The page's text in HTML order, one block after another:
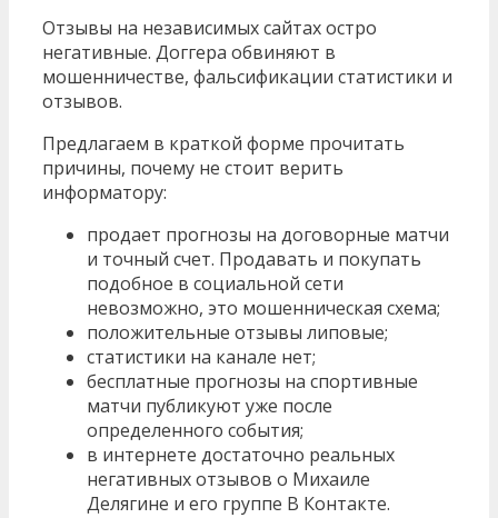
Отзывы на независимых сайтах остро
негативные. Доггера обвиняют в
мошенничестве, фальсификации статистики и
отзывов.
Предлагаем в краткой форме прочитать
причины, почему не стоит верить
информатору:
продает прогнозы на договорные матчи
и точный счет. Продавать и покупать
подобное в социальной сети
невозможно, это мошенническая схема;
положительные отзывы липовые;
статистики на канале нет;
бесплатные прогнозы на спортивные
матчи публикуют уже после
определенного события;
в интернете достаточно реальных
негативных отзывов о Михаиле
Делягине и его группе В Контакте.